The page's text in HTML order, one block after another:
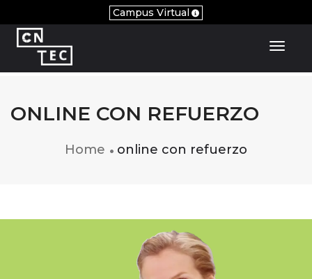
Campus Virtual
ONLINE CON REFUERZO
Home online con refuerzo